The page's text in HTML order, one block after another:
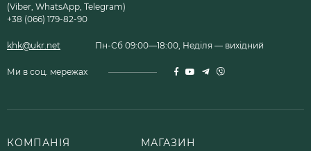
(Viber, WhatsApp, Telegram)
+38 (066) 179-82-90
khk@ukr.net Пн-Сб 09:00—18:00, Неділя — вихідний
Ми в соц. мережах
КОМПАНІЯ МАГАЗИН